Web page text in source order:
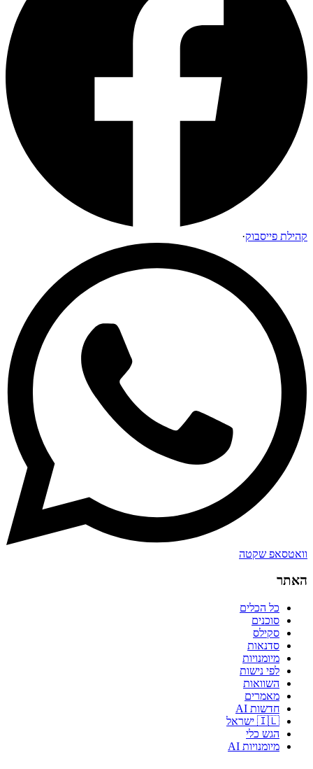
קהילת פייסבוק·
וואטסאפ שקטה
האתר
כל הכלים
סוכנים
סקילס
סדנאות
מיומנויות
לפי נישות
השוואות
מאמרים
חדשות AI
🇮🇱 ישראל
הגש כלי
מיומנויות AI